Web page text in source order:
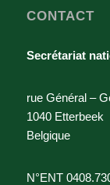
CONTACT
Secrétariat
rue Général –
1040 Etterbeek
Belgique
N°ENT